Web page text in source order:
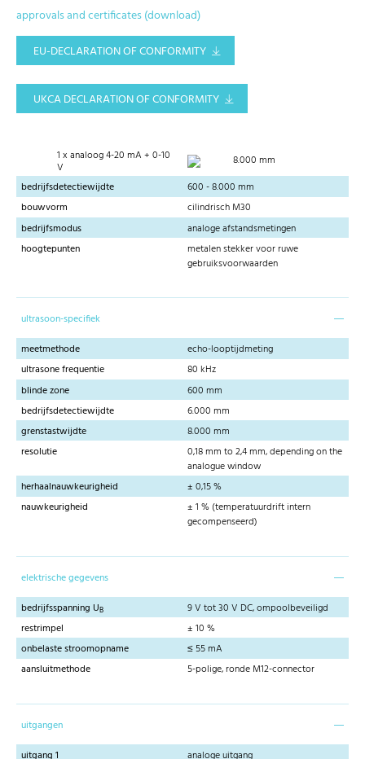
approvals and certificates (download)
EU-DECLARATION OF CONFORMITY
UKCA DECLARATION OF CONFORMITY
1 x analoog 4-20 mA + 0-10
V
8.000 mm
bedrijfsdetectiewijdte
600 - 8.000 mm
bouwvorm
cilindrisch M30
bedrijfsmodus
analoge afstandsmetingen
hoogtepunten
metalen stekker voor ruwe
gebruiksvoorwaarden
ultrasoon-specifiek
meetmethode
echo-looptijdmeting
ultrasone frequentie
80 kHz
blinde zone
600 mm
bedrijfsdetectiewijdte
6.000 mm
grenstastwijdte
8.000 mm
resolutie
0,18 mm to 2,4 mm, depending on the
analogue window
herhaalnauwkeurigheid
± 0,15 %
nauwkeurigheid
± 1 % (temperatuurdrift intern
gecompenseerd)
elektrische gegevens
bedrijfsspanning UB
9 V tot 30 V DC, ompoolbeveiligd
restrimpel
± 10 %
onbelaste stroomopname
≤ 55 mA
aansluitmethode
5-polige, ronde M12-connector
uitgangen
uitgang 1
analoge uitgang